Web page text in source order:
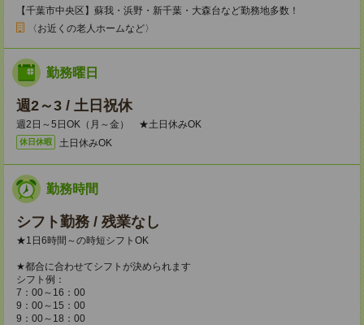
【千葉市中央区】蘇我・浜野・新千葉・大森台など勤務地多数！
〈お近くの老人ホームなど〉
勤務曜日
週2～3 / 土日祝休
週2日～5日OK（月～金） ★土日休みOK
休日休暇 土日休みOK
勤務時間
シフト勤務 / 残業なし
★1日6時間～の時短シフトOK
★都合に合わせてシフトが決められます
シフト例：
7：00～16：00
9：00～15：00
9：00～18：00